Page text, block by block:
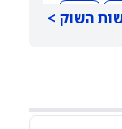
השוק >